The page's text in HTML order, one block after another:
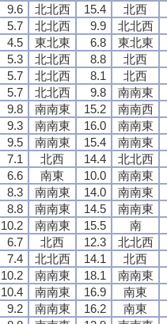
9.6 北北西 15.4 北西
5.7 北北西 9.9 北北西
4.5 東北東 6.8 東北東
5.3 北北西 8.8 北西
5.7 北北西 8.1 北西
5.7 北北西 9.8 南南東
9.8 南南東 15.2 南南西
9.3 南南東 16.0 南南東
9.5 南南東 15.4 南南東
7.1 北西 14.4 北北西
6.6 南東 10.0 南南東
8.3 南南東 14.0 南南東
8.8 南南東 14.5 南南東
10.2 南南東 15.5 南
6.7 北西 12.3 北北西
7.4 北北西 14.1 北西
10.2 南南東 18.1 南南東
10.4 南南東 16.9 南東
9.2 南南東 16.2 南東